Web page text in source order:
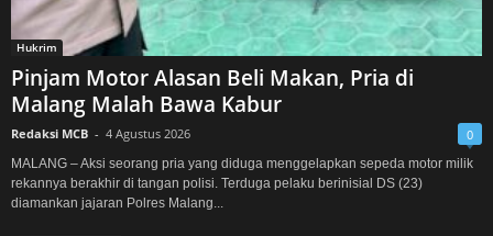
Hukrim
Pinjam Motor Alasan Beli Makan, Pria di
Malang Malah Bawa Kabur
Redaksi MCB - 4 Agustus 2026 0
MALANG – Aksi seorang pria yang diduga menggelapkan sepeda motor milik
rekannya berakhir di tangan polisi. Terduga pelaku berinisial DS (23)
diamankan jajaran Polres Malang...